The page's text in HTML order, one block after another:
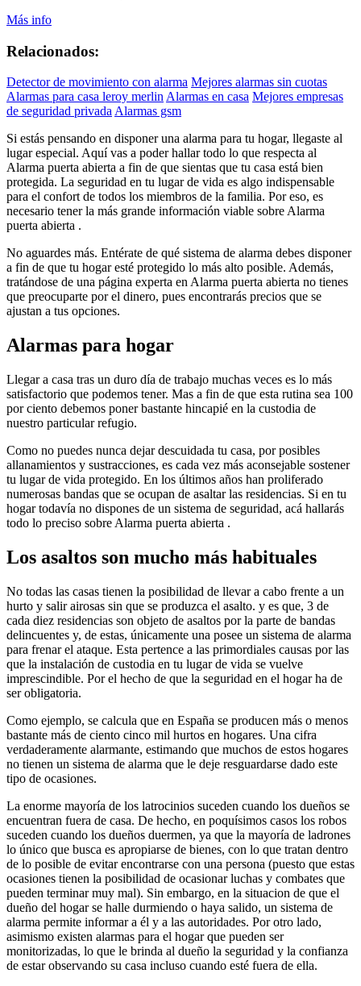
Más info
Relacionados:
Detector de movimiento con alarma Mejores alarmas sin cuotas
Alarmas para casa leroy merlin Alarmas en casa Mejores empresas
de seguridad privada Alarmas gsm
Si estás pensando en disponer una alarma para tu hogar, llegaste al
lugar especial. Aquí vas a poder hallar todo lo que respecta al
Alarma puerta abierta a fin de que sientas que tu casa está bien
protegida. La seguridad en tu lugar de vida es algo indispensable
para el confort de todos los miembros de la familia. Por eso, es
necesario tener la más grande información viable sobre Alarma
puerta abierta .
No aguardes más. Entérate de qué sistema de alarma debes disponer
a fin de que tu hogar esté protegido lo más alto posible. Además,
tratándose de una página experta en Alarma puerta abierta no tienes
que preocuparte por el dinero, pues encontrarás precios que se
ajustan a tus opciones.
Alarmas para hogar
Llegar a casa tras un duro día de trabajo muchas veces es lo más
satisfactorio que podemos tener. Mas a fin de que esta rutina sea 100
por ciento debemos poner bastante hincapié en la custodia de
nuestro particular refugio.
Como no puedes nunca dejar descuidada tu casa, por posibles
allanamientos y sustracciones, es cada vez más aconsejable sostener
tu lugar de vida protegido. En los últimos años han proliferado
numerosas bandas que se ocupan de asaltar las residencias. Si en tu
hogar todavía no dispones de un sistema de seguridad, acá hallarás
todo lo preciso sobre Alarma puerta abierta .
Los asaltos son mucho más habituales
No todas las casas tienen la posibilidad de llevar a cabo frente a un
hurto y salir airosas sin que se produzca el asalto. y es que, 3 de
cada diez residencias son objeto de asaltos por la parte de bandas
delincuentes y, de estas, únicamente una posee un sistema de alarma
para frenar el ataque. Esta pertence a las primordiales causas por las
que la instalación de custodia en tu lugar de vida se vuelve
imprescindible. Por el hecho de que la seguridad en el hogar ha de
ser obligatoria.
Como ejemplo, se calcula que en España se producen más o menos
bastante más de ciento cinco mil hurtos en hogares. Una cifra
verdaderamente alarmante, estimando que muchos de estos hogares
no tienen un sistema de alarma que le deje resguardarse dado este
tipo de ocasiones.
La enorme mayoría de los latrocinios suceden cuando los dueños se
encuentran fuera de casa. De hecho, en poquísimos casos los robos
suceden cuando los dueños duermen, ya que la mayoría de ladrones
lo único que busca es apropiarse de bienes, con lo que tratan dentro
de lo posible de evitar encontrarse con una persona (puesto que estas
ocasiones tienen la posibilidad de ocasionar luchas y combates que
pueden terminar muy mal). Sin embargo, en la situacion de que el
dueño del hogar se halle durmiendo o haya salido, un sistema de
alarma permite informar a él y a las autoridades. Por otro lado,
asimismo existen alarmas para el hogar que pueden ser
monitorizadas, lo que le brinda al dueño la seguridad y la confianza
de estar observando su casa incluso cuando esté fuera de ella.